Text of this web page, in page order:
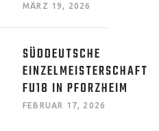
MÄRZ 19, 2026
SÜDDEUTSCHE
EINZELMEISTERSCHAFT
FU18 IN PFORZHEIM
FEBRUAR 17, 2026